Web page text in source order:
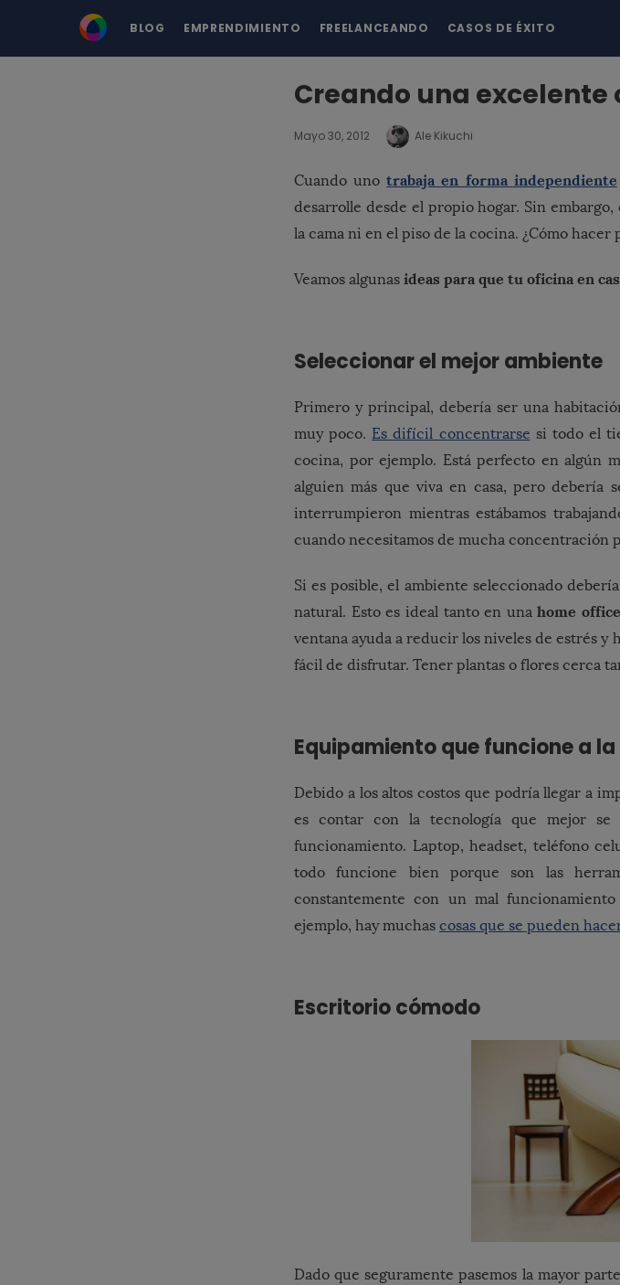
BLOG EMPRENDIMIENTO FREELANCEANDO CASOS DE ÉXITO
Creando una excelente
Mayo 30, 2012 Ale Kikuchi
Cuando unotrabaja en forma independiente
desarrolle desde el propio hogar. Sin
la cama ni en el piso de la cocina. ¿Cómo hacer
Veamos algunas ideas para que tu oficina en
Seleccionar el mejor ambiente
Primero y principal, debería ser una
muy poco. Es difícil concentrarse si todo el
cocina, por ejemplo. Está perfecto en algún
alguien más que viva en casa, pero debería
interrumpieron mientras estábamos
cuando necesitamos de mucha concentración
Si es posible, el ambiente seleccionado
natural. Esto es ideal tanto en unahome office
ventana ayuda a reducir los niveles de estrés y
fácil de disfrutar. Tener plantas o flores cerca
Equipamiento que funcione a
Debido a los altos costos que podría llegar a
es contar con la tecnología que mejor
funcionamiento. Laptop, headset, teléfono
todo funcione bien porque son las
constantemente con un mal
ejemplo, hay muchas cosas que se pueden
Escritorio cómodo
Dado que seguramente pasemos la mayor